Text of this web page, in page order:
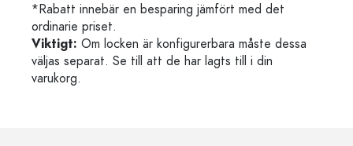
*Rabatt innebär en besparing jämfört med det
ordinarie priset.
Viktigt: Om locken är konfigurerbara måste dessa
väljas separat. Se till att de har lagts till i din
varukorg.